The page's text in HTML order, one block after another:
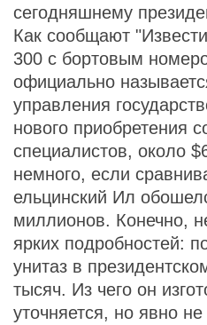
сегодняшнему
Как сообщают
300 с бортовым
официально
управления
нового приобретения
специалистов, около
немного, если
ельцинский Ил
миллионов. Конечно,
ярких подробностей:
унитаз в
тысяч. Из чего он
уточняется, но явно